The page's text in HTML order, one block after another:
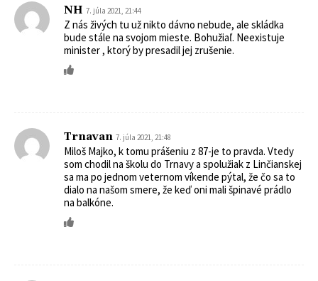
NH 7. júla 2021, 21:44
Z nás živých tu už nikto dávno nebude, ale skládka
bude stále na svojom mieste. Bohužiaľ. Neexistuje
minister , ktorý by presadil jej zrušenie.
Trnavan 7. júla 2021, 21:48
Miloš Majko, k tomu prášeniu z 87-je to pravda. Vtedy
som chodil na školu do Trnavy a spolužiak z Linčianskej
sa ma po jednom veternom víkende pýtal, že čo sa to
dialo na našom smere, že keď oni mali špinavé prádlo
na balkóne.